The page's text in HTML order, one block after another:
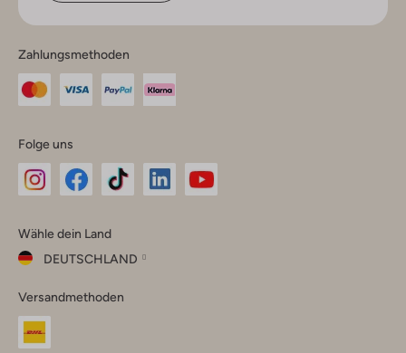
Zahlungsmethoden
Folge uns
Instagram
Facebook
TikTok
Wähle dein Land
DEUTSCHLAND
dein
Land
Versandmethoden